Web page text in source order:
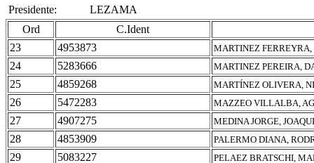
Presidente:
LEZAMA
Ord
C.Ident
23
4953873 MARTINEZ
24 5283666 MARTINEZ PEREIRA,
25 4859268 MARTÍNEZ OLIVERA,
26 5472283 MAZZEO VILLALBA,
27 4907275 MEDINA JORGE,
28 4853909 PALERMO DIANA,
29 5083227 PELAEZ BRATSCHI,